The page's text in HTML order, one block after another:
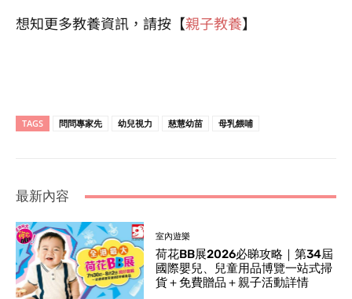
想知更多教養資訊，請按【親子教養】
TAGS 問問專家先 幼兒視力 慈慧幼苗 母乳餵哺
最新內容
室內遊樂
荷花BB展2026必睇攻略｜第34屆
國際嬰兒、兒童用品博覽一站式掃
貨＋免費贈品＋親子活動詳情